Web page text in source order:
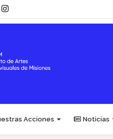
Acciones Noticias